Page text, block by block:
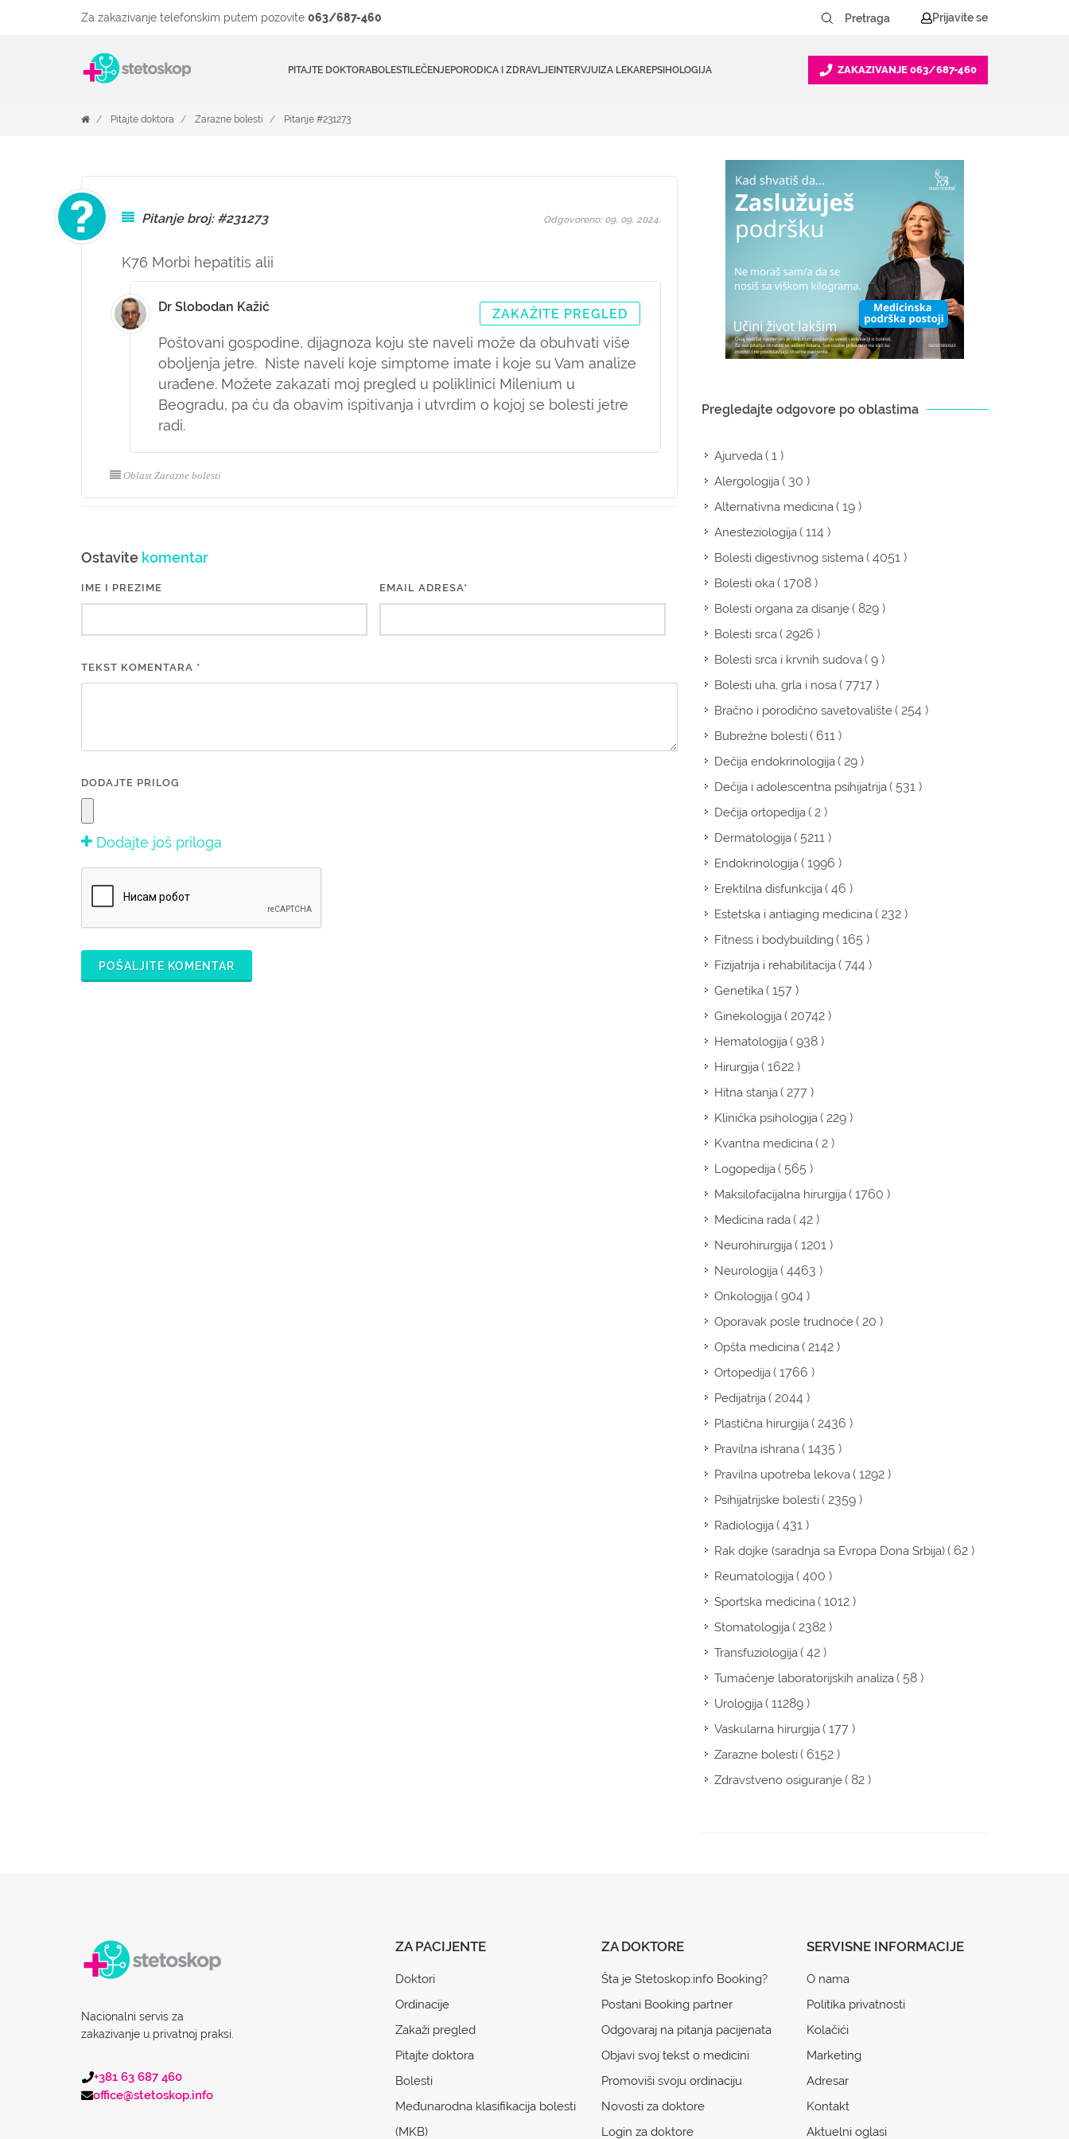
Za zakazivanje telefonskim putem pozovite 063/687-460 Prijavite se
PITAJTE DOKTORABOLESTILEČENJEPORODICA I ZDRAVLJEINTERVJUIZA LEKAREPSIHOLOGIJA ZAKAZIVANJE 063/687-460
Pitajte doktora Zarazne bolesti Pitanje #231273
Pitanje broj: #231273
K76 Morbi hepatitis alii
Odgovoreno: 09. 09. 2024.
Dr Slobodan Kažić ZAKAŽITE PREGLED
Poštovani gospodine, dijagnoza koju ste naveli može da obuhvati više
oboljenja jetre. Niste naveli koje simptome imate i koje su Vam analize
urađene. Možete zakazati moj pregled u poliklinici Milenium u
Beogradu, pa ću da obavim ispitivanja i utvrdim o kojoj se bolesti jetre
radi.
Oblast Zarazne bolesti
Ostavite komentar
IME I PREZIME EMAIL ADRESA*
TEKST KOMENTARA *
DODAJTE PRILOG
Dodajte još priloga
POŠALJITE KOMENTAR
Pregledajte odgovore po oblastima
Ajurveda( 1 )
Alergologija( 30 )
Alternativna medicina( 19 )
Anesteziologija( 114 )
Bolesti digestivnog sistema( 4051 )
Bolesti oka( 1708 )
Bolesti organa za disanje( 829 )
Bolesti srca( 2926 )
Bolesti srca i krvnih sudova( 9 )
Bolesti uha, grla i nosa( 7717 )
Bračno i porodično savetovalište( 254 )
Bubrežne bolesti( 611 )
Dečija endokrinologija( 29 )
Dečija i adolescentna psihijatrija( 531 )
Dečija ortopedija( 2 )
Dermatologija( 5211 )
Endokrinologija( 1996 )
Erektilna disfunkcija( 46 )
Estetska i antiaging medicina( 232 )
Fitness i bodybuilding( 165 )
Fizijatrija i rehabilitacija( 744 )
Genetika( 157 )
Ginekologija( 20742 )
Hematologija( 938 )
Hirurgija( 1622 )
Hitna stanja( 277 )
Klinička psihologija( 229 )
Kvantna medicina( 2 )
Logopedija( 565 )
Maksilofacijalna hirurgija( 1760 )
Medicina rada( 42 )
Neurohirurgija( 1201 )
Neurologija( 4463 )
Onkologija( 904 )
Oporavak posle trudnoće( 20 )
Opšta medicina( 2142 )
Ortopedija( 1766 )
Pedijatrija( 2044 )
Plastična hirurgija( 2436 )
Pravilna ishrana( 1435 )
Pravilna upotreba lekova( 1292 )
Psihijatrijske bolesti( 2359 )
Radiologija( 431 )
Rak dojke (saradnja sa Evropa Dona Srbija)( 62 )
Reumatologija( 400 )
Sportska medicina( 1012 )
Stomatologija( 2382 )
Transfuziologija( 42 )
Tumačenje laboratorijskih analiza( 58 )
Urologija( 11289 )
Vaskularna hirurgija( 177 )
Zarazne bolesti( 6152 )
Zdravstveno osiguranje( 82 )
Nacionalni servis za
zakazivanje u privatnoj praksi.
+381 63 687 460
office@stetoskop.info
ZA PACIJENTE
Doktori
Ordinacije
Zakaži pregled
Pitajte doktora
Bolesti
Međunarodna klasifikacija bolesti
(MKB)
ZA DOKTORE
Šta je Stetoskop.info Booking?
Postani Booking partner
Odgovaraj na pitanja pacijenata
Objavi svoj tekst o medicini
Promoviši svoju ordinaciju
Novosti za doktore
Login za doktore
SERVISNE INFORMACIJE
O nama
Politika privatnosti
Kolačići
Marketing
Adresar
Kontakt
Aktuelni oglasi